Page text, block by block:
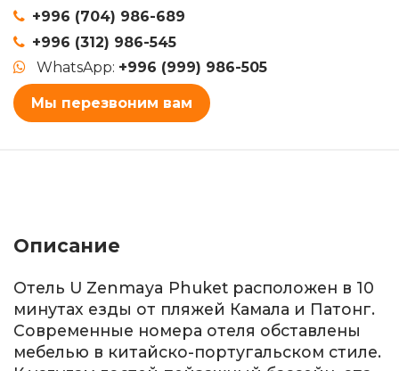
+996 (704) 986-689
+996 (312) 986-545
WhatsApp: +996 (999) 986-505
Мы перезвоним вам
Описание
Отель U Zenmaya Phuket расположен в 10
минутах езды от пляжей Камала и Патонг.
Современные номера отеля обставлены
мебелью в китайско-португальском стиле.